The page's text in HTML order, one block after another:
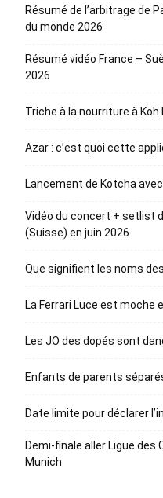
Résumé de l’arbitrage de
du monde 2026
Résumé vidéo France –
2026
Triche à la nourriture à Koh
Azar : c’est quoi cette
Lancement de Kotcha
Vidéo du concert + setlist
(Suisse) en juin 2026
Que signifient les noms
La Ferrari Luce est moche
Les JO des dopés sont
Enfants de parents
Date limite pour déclarer
Demi-finale aller Ligue des
Munich